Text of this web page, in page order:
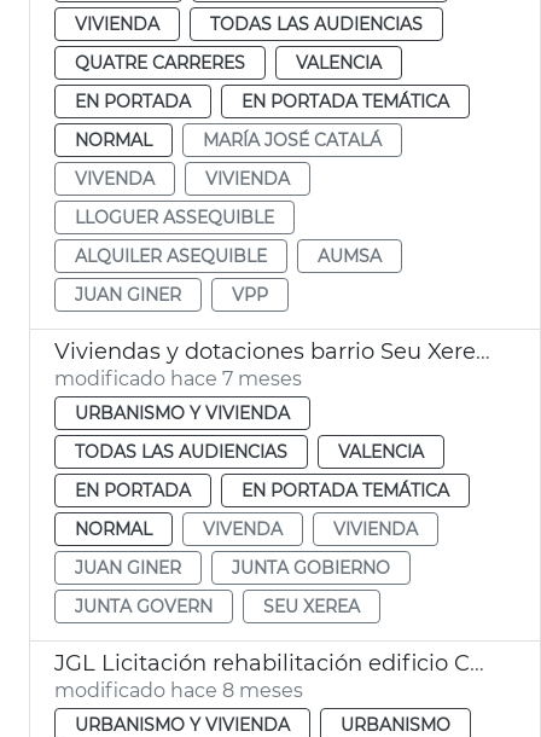
VIVIENDA
TODAS LAS AUDIENCIAS
QUATRE CARRERES
VALENCIA
EN PORTADA
EN PORTADA TEMÁTICA
NORMAL
MARÍA JOSÉ CATALÁ
VIVENDA
VIVIENDA
LLOGUER ASSEQUIBLE
ALQUILER ASEQUIBLE
AUMSA
JUAN GINER
VPP
Viviendas y dotaciones barrio Seu Xerea València
modificado hace 7 meses
URBANISMO Y VIVIENDA
TODAS LAS AUDIENCIAS
VALENCIA
EN PORTADA
EN PORTADA TEMÁTICA
NORMAL
VIVENDA
VIVIENDA
JUAN GINER
JUNTA GOBIERNO
JUNTA GOVERN
SEU XEREA
JGL Licitación rehabilitación edificio Cabañal alquiler asequible València
modificado hace 8 meses
URBANISMO Y VIVIENDA
URBANISMO